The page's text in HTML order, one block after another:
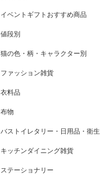
イベントギフトおすすめ商品
値段別
猫の色・柄・キャラクター別
ファッション雑貨
衣料品
布物
バストイレタリー・日用品・衛生
キッチンダイニング雑貨
ステーショナリー